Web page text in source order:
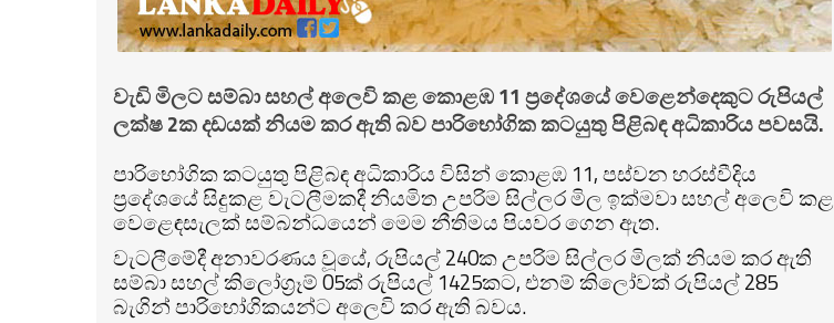
වැඩි මිලට සම්බා සහල් අලෙවි කළ කොළඹ 11 ප්‍රදේශයේ වෙළෙන්දෙකුට රුපියල්
ලක්ෂ 2ක දඩයක් නියම කර ඇති බව පාරිභෝගික කටයුතු පිළිබඳ අධිකාරිය පවසයි.
පාරිභෝගික කටයුතු පිළිබඳ අධිකාරිය විසින් කොළඹ 11, පස්වන හරස්වීදිය
ප්‍රදේශයේ සිදුකළ වැටලීමකදී නියමිත උපරිම සිල්ලර මිල ඉක්මවා සහල් අලෙවි කළ
වෙළෙඳසැලක් සම්බන්ධයෙන් මෙම නීතිමය පියවර ගෙන ඇත.
වැටලීමේදී අනාවරණය වූයේ, රුපියල් 240ක උපරිම සිල්ලර මිලක් නියම කර ඇති
සම්බා සහල් කිලෝග්‍රෑම් 05ක් රුපියල් 1425කට, එනම් කිලෝවක් රුපියල් 285
බැගින් පාරිභෝගිකයන්ට අලෙවි කර ඇති බවය.